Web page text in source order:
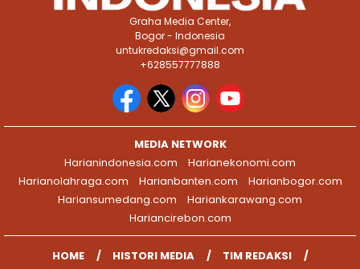
Graha Media Center,
Bogor - Indonesia
untukredaksi@gmail.com
+628557777888
MEDIA NETWORK
Harianindonesia.com
Harianekonomi.com
Harianolahraga.com
Harianbanten.com
Harianbogor.com
Hariansumedang.com
Hariankarawang.com
Hariancirebon.com
HOME HISTORI MEDIA
TIM REDAKSI